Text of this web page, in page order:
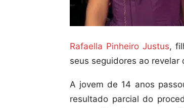
Rafaella Pinheiro Justus,
seus seguidores ao revelar
A jovem de 14 anos
resultado parcial do